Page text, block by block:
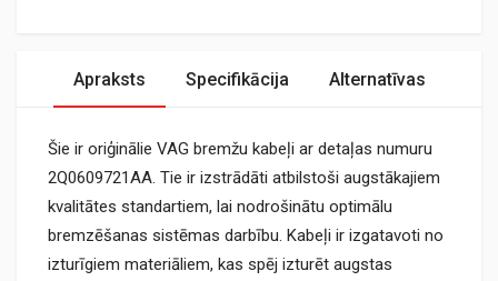
Apraksts Specifikācija Alternatīvas
Šie ir oriģinālie VAG bremžu kabeļi ar detaļas numuru
2Q0609721AA. Tie ir izstrādāti atbilstoši augstākajiem
kvalitātes standartiem, lai nodrošinātu optimālu
bremzēšanas sistēmas darbību. Kabeļi ir izgatavoti no
izturīgiem materiāliem, kas spēj izturēt augstas